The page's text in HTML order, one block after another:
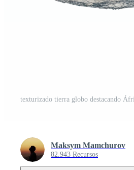
Maksym Mamchurov
82.943 Recursos